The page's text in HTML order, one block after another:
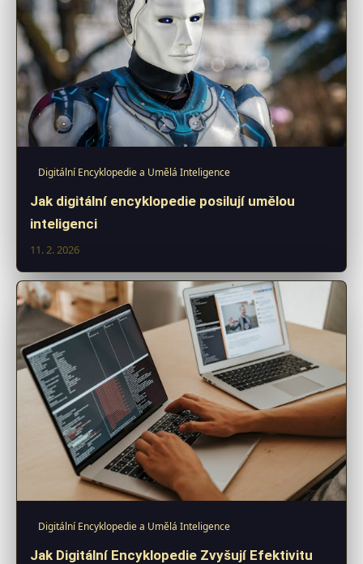
Digitální Encyklopedie a Umělá Inteligence
Jak digitální encyklopedie posilují umělou
inteligenci
11. 2. 2026
Digitální Encyklopedie a Umělá Inteligence
Jak Digitální Encyklopedie Zvyšují Efektivitu